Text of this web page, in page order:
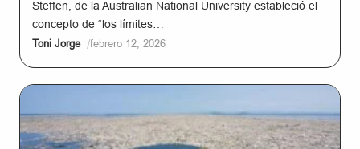
Steffen, de la Australian National University estableció el
concepto de “los límites…
Toni Jorge /febrero 12, 2026